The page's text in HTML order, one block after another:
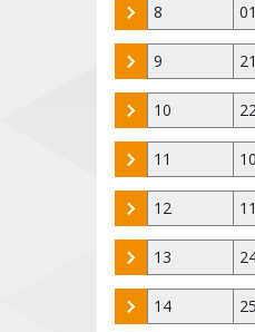
8
9
10
11
12
13
14